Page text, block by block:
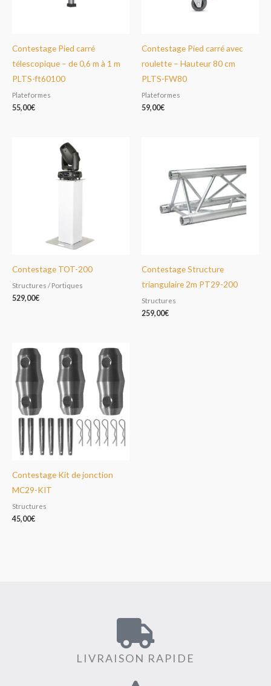
Contestage Pied carré
télescopique – de 0,6 m à 1 m
PLTS-ft60100
Plateformes
55,00€
Contestage Pied carré avec
roulette – Hauteur 80 cm
PLTS-FW80
Plateformes
59,00€
Contestage TOT-200
Structures / Portiques
529,00€
Contestage Structure
triangulaire 2m PT29-200
Structures
259,00€
Contestage Kit de jonction
MC29-KIT
Structures
45,00€
LIVRAISON RAPIDE